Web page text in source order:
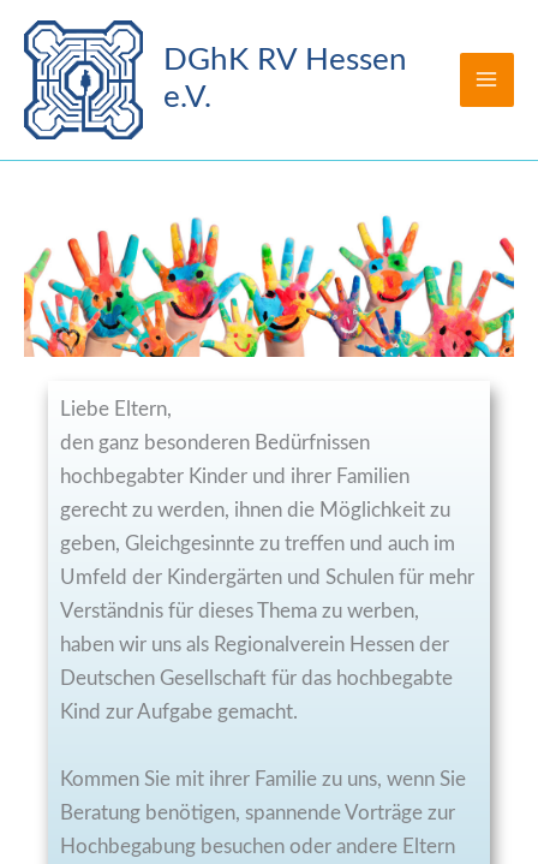
Inhalt
springen
DGhK RV Hessen
e.V.
Liebe Eltern,
den ganz besonderen Bedürfnissen
hochbegabter Kinder und ihrer Familien
gerecht zu werden, ihnen die Möglichkeit zu
geben, Gleichgesinnte zu treffen und auch im
Umfeld der Kindergärten und Schulen für mehr
Verständnis für dieses Thema zu werben,
haben wir uns als Regionalverein Hessen der
Deutschen Gesellschaft für das hochbegabte
Kind zur Aufgabe gemacht.
Kommen Sie mit ihrer Familie zu uns, wenn Sie
Beratung benötigen, spannende Vorträge zur
Hochbegabung besuchen oder andere Eltern